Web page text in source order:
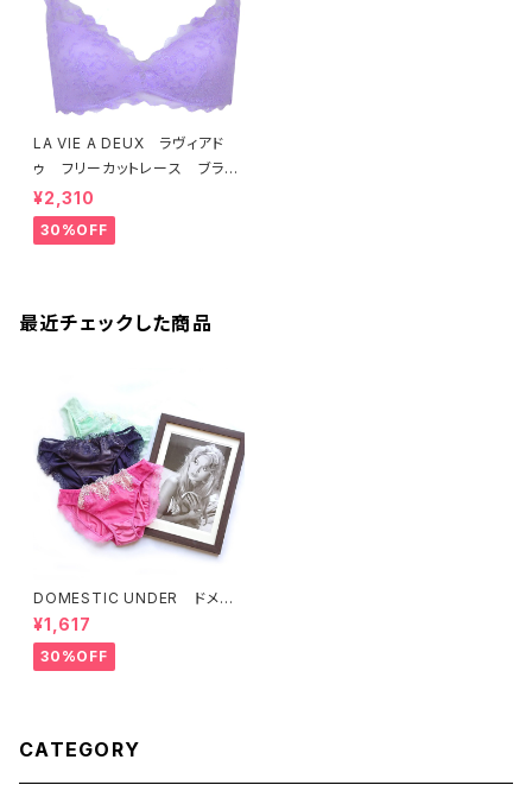
LA VIE A DEUX ラヴィアド
ゥ フリーカットレース ブラレ
ット ソフトブラ（ラベンダー）22
463 SALE 送料無料
¥2,310
30%OFF
最近チェックした商品
DOMESTIC UNDER ドメス
ティックアンダー インケミカル
レース ショーツ （全３色）
Mサイズ D6373 送料無料
¥1,617
30%OFF
CATEGORY